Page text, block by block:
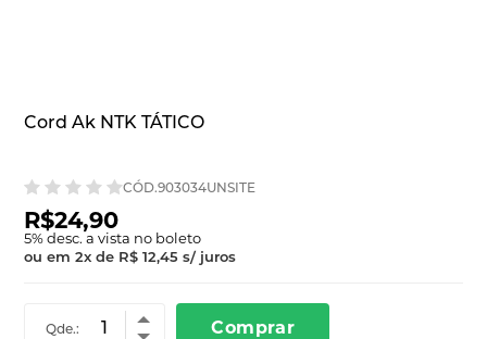
Cord Ak NTK TÁTICO
CÓD.903034UNSITE
R$24,90
5% desc. a vista no boleto
ou em2x de R$ 12,45 s/ juros
Qde.: Comprar